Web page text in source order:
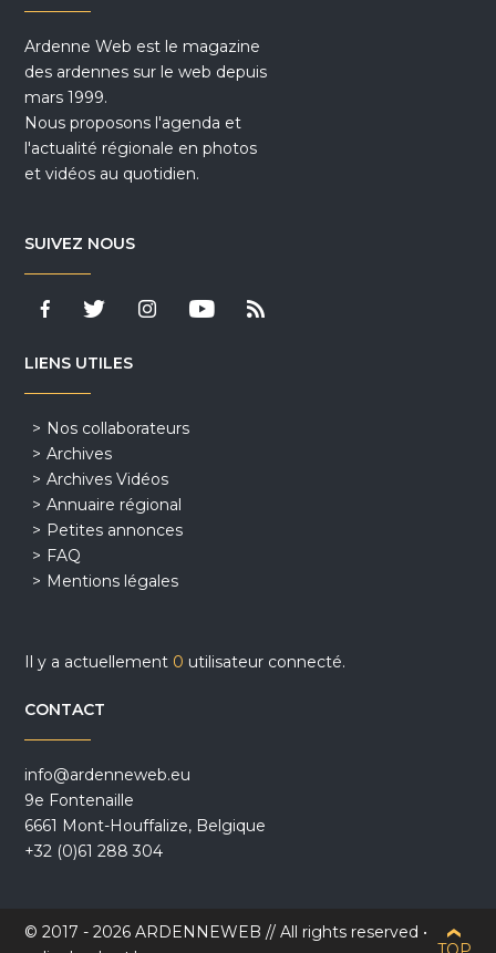
Ardenne Web est le magazine
des ardennes sur le web depuis
mars 1999.
Nous proposons l'agenda et
l'actualité régionale en photos
et vidéos au quotidien.
SUIVEZ NOUS
LIENS UTILES
Nos collaborateurs
Archives
Archives Vidéos
Annuaire régional
Petites annonces
FAQ
Mentions légales
Il y a actuellement 0 utilisateur connecté.
CONTACT
info@ardenneweb.eu
9e Fontenaille
6661 Mont-Houffalize, Belgique
+32 (0)61 288 304
© 2017 - 2026 ARDENNEWEB // All rights reserved •